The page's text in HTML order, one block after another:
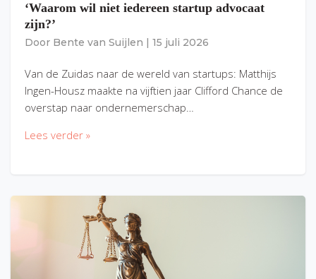
‘Waarom wil niet iedereen startup advocaat
zijn?’
Door Bente van Suijlen 15 juli 2026
Van de Zuidas naar de wereld van startups: Matthijs
Ingen-Housz maakte na vijftien jaar Clifford Chance de
overstap naar ondernemerschap…
Lees verder »